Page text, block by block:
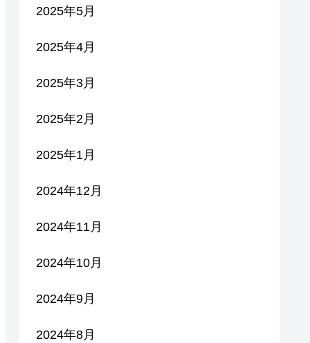
2025年5月
2025年4月
2025年3月
2025年2月
2025年1月
2024年12月
2024年11月
2024年10月
2024年9月
2024年8月